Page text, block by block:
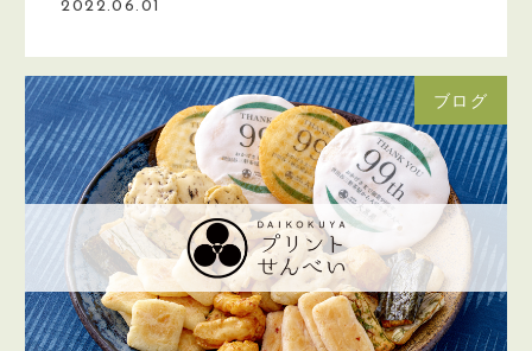
2022.06.01
ブログ